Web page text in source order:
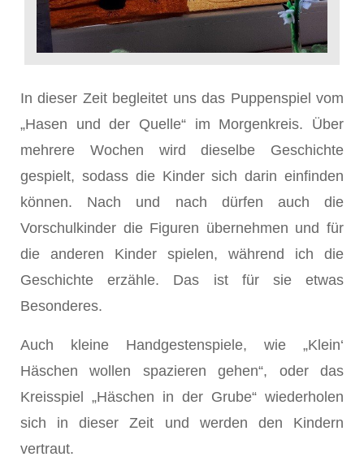
In dieser Zeit begleitet uns das Puppenspiel vom
„Hasen und der Quelle“ im Morgenkreis. Über
mehrere Wochen wird dieselbe Geschichte
gespielt, sodass die Kinder sich darin einfinden
können. Nach und nach dürfen auch die
Vorschulkinder die Figuren übernehmen und für
die anderen Kinder spielen, während ich die
Geschichte erzähle. Das ist für sie etwas
Besonderes.
Auch kleine Handgestenspiele, wie „Klein‘
Häschen wollen spazieren gehen“, oder das
Kreisspiel „Häschen in der Grube“ wiederholen
sich in dieser Zeit und werden den Kindern
vertraut.